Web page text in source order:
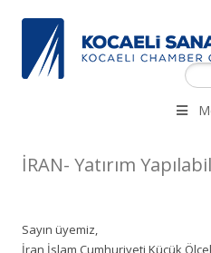
KSO 3500’ü aşkın sanayi
Merkez, Çayırova, Dilovası,
İRAN- Yatırım
Sayın üyemiz,
İran İslam Cumhuriyeti Küçük